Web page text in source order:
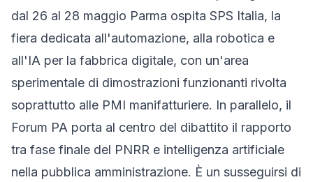
dal 26 al 28 maggio Parma ospita SPS Italia, la
fiera dedicata all'automazione, alla robotica e
all'IA per la fabbrica digitale, con un'area
sperimentale di dimostrazioni funzionanti rivolta
soprattutto alle PMI manifatturiere. In parallelo, il
Forum PA porta al centro del dibattito il rapporto
tra fase finale del PNRR e intelligenza artificiale
nella pubblica amministrazione. È un susseguirsi di